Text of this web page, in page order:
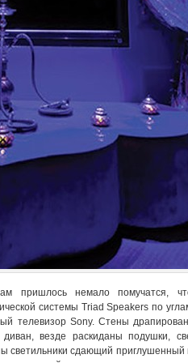
пришлось немало помучатся,
системы Triad Speakers по
телевизор Sony. Стены
везде раскиданы подушки,
светильники сдающий приглушенный